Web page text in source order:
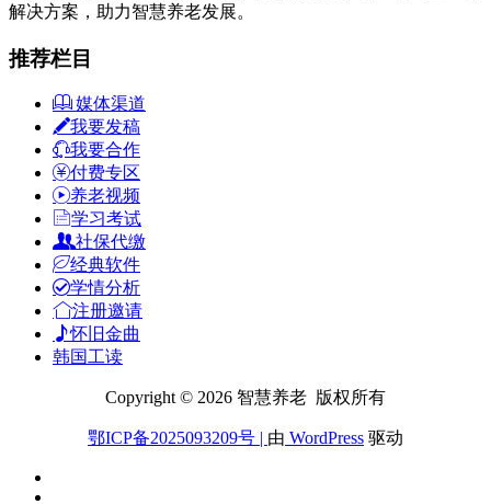
解决方案，助力智慧养老发展。
推荐栏目
媒体渠道
我要发稿
我要合作
付费专区
养老视频
学习考试
社保代缴
经典软件
学情分析
注册邀请
怀旧金曲
韩国工读
Copyright © 2026 智慧养老 版权所有
鄂ICP备2025093209号 | 由 WordPress 驱动